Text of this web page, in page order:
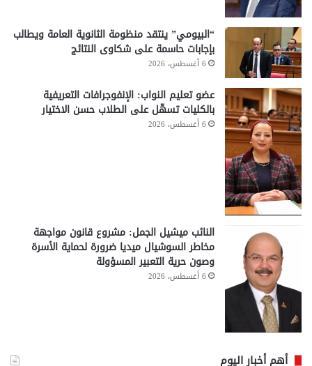
“البيومي” ينتقد منظومة الثانوية العامة ويطالب
بإجابات حاسمة على شكاوى النتائج
6 أغسطس، 2026
عضو تعليم النواب: الإنفوجرافات التعريفية
بالكليات تسهّل على الطلاب حسن الاختيار
6 أغسطس، 2026
النائب ميشيل الجمل: مشروع قانون مواجهة
مخاطر السوشيال ميديا ضرورة لحماية الأسرة
وصون حرية التعبير المسؤولة
6 أغسطس، 2026
أهم أخبار اليوم